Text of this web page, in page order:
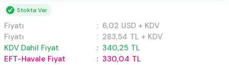
Stokta Var
Fiyatı : 6,02 USD + KDV
Fiyatı
: 283,54 TL + KDV
KDV Dahil Fiyat
: 340,25 TL
EFT-Havale Fiyat
: 330,04 TL